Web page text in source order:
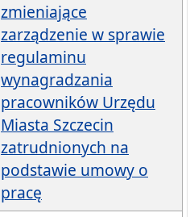
zmieniające
zarządzenie w sprawie
regulaminu
wynagradzania
pracowników Urzędu
Miasta Szczecin
zatrudnionych na
podstawie umowy o
pracę